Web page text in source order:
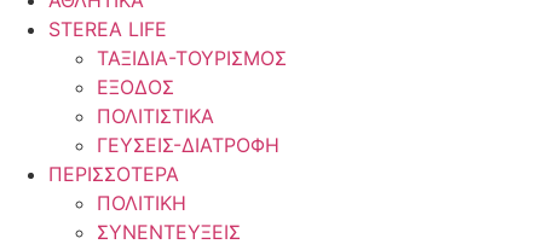
STEREA LIFE
ΤΑΞΙΔΙΑ-ΤΟΥΡΙΣΜΟΣ
ΕΞΟΔΟΣ
ΠΟΛΙΤΙΣΤΙΚΑ
ΓΕΥΣΕΙΣ-ΔΙΑΤΡΟΦΗ
ΠΕΡΙΣΣΟΤΕΡΑ
ΠΟΛΙΤΙΚΗ
ΣΥΝΕΝΤΕΥΞΕΙΣ